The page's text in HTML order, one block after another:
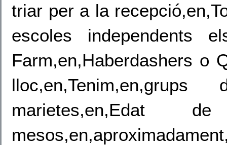
triar per a la
escoles independents
Farm,en,Haberdashers o
lloc,en,Tenim,en,grups